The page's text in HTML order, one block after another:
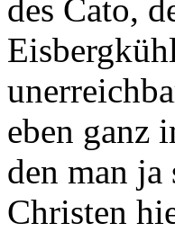
des Cato,
eben ganz
den man
Christen